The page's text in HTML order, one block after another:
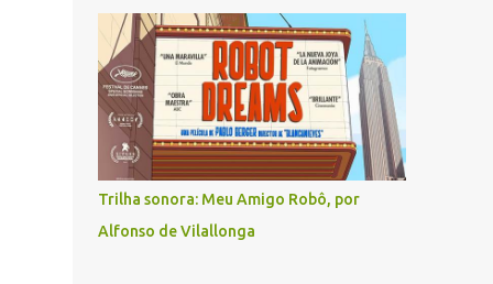
Trilha sonora: Meu Amigo Robô, por
Alfonso de Vilallonga